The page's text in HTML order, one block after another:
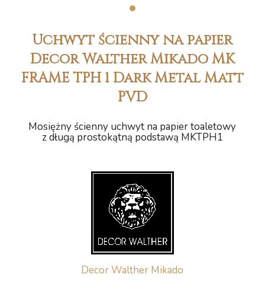
1
Uchwyt ścienny na papier
Decor Walther Mikado MK
FRAME TPH 1 Dark Metal Matt
PVD
Mosiężny ścienny uchwyt na papier toaletowy
z długą prostokątną podstawą MKTPH1
Decor Walther Mikado